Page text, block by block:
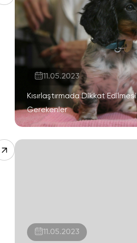
11.05.2023
Kısırlaştırmada Dikkat Edilmesi
Gerekenler
11.05.2023